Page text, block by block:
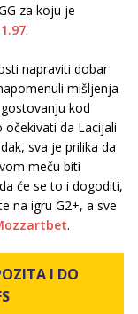
za koju je
1.97.
napraviti dobar
mišljenja
kod
da Lacijali
sva je prilika da
meču biti
će se to i dogoditi,
na igru G2+, a sve
.
I DO